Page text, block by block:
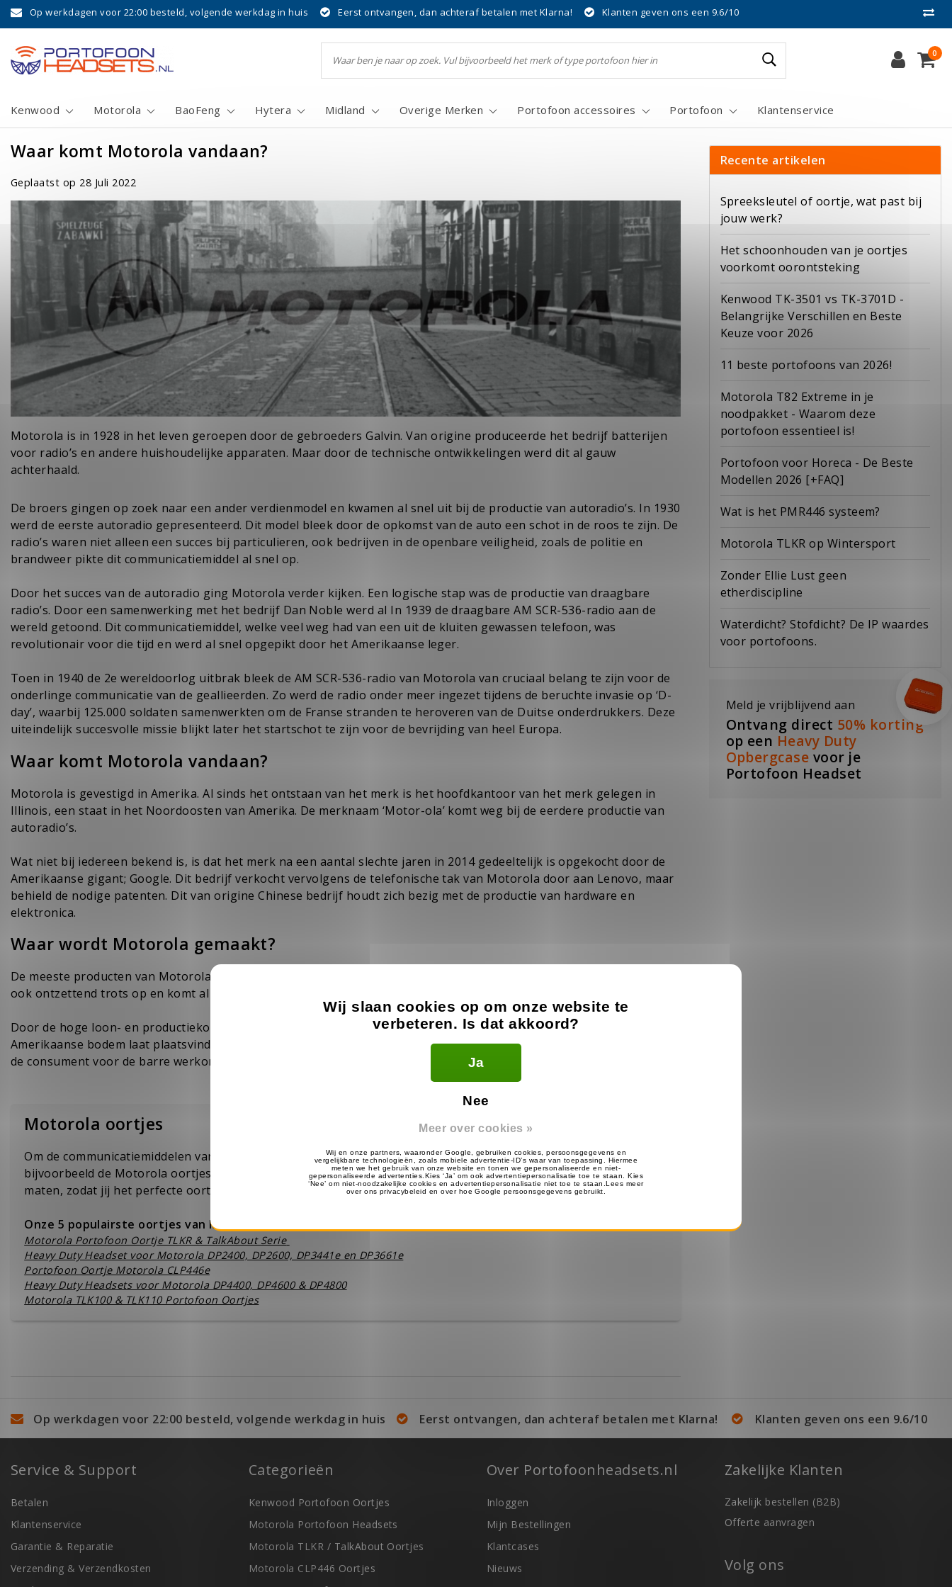
Op werkdagen voor 22:00 besteld, volgende werkdag in huis Eerst ontvangen, dan achteraf betalen met Klarna! Klanten geven ons een 9.6/10
0
Kenwood Motorola BaoFeng Hytera Midland Overige Merken Portofoon accessoires Portofoon Klantenservice
Waar komt Motorola vandaan?
Geplaatst op 28 Juli 2022
Motorola is in 1928 in het leven geroepen door de gebroeders Galvin. Van origine produceerde het bedrijf batterijen
voor radio’s en andere huishoudelijke apparaten. Maar door de technische ontwikkelingen werd dit al gauw
achterhaald.
De broers gingen op zoek naar een ander verdienmodel en kwamen al snel uit bij de productie van autoradio’s. In 1930
werd de eerste autoradio gepresenteerd. Dit model bleek door de opkomst van de auto een schot in de roos te zijn. De
radio’s waren niet alleen een succes bij particulieren, ook bedrijven in de openbare veiligheid, zoals de politie en
brandweer pikte dit communicatiemiddel al snel op.
Door het succes van de autoradio ging Motorola verder kijken. Een logische stap was de productie van draagbare
radio’s. Door een samenwerking met het bedrijf Dan Noble werd al In 1939 de draagbare AM SCR-536-radio aan de
wereld getoond. Dit communicatiemiddel, welke veel weg had van een uit de kluiten gewassen telefoon, was
revolutionair voor die tijd en werd al snel opgepikt door het Amerikaanse leger.
Toen in 1940 de 2e wereldoorlog uitbrak bleek de AM SCR-536-radio van Motorola van cruciaal belang te zijn voor de
onderlinge communicatie van de geallieerden. Zo werd de radio onder meer ingezet tijdens de beruchte invasie op ‘D-
day’, waarbij 125.000 soldaten samenwerkten om de Franse stranden te heroveren van de Duitse onderdrukkers. Deze
uiteindelijk succesvolle missie blijkt later het startschot te zijn voor de bevrijding van heel Europa.
Waar komt Motorola vandaan?
Motorola is gevestigd in Amerika. Al sinds het ontstaan van het merk is het hoofdkantoor van het merk gelegen in
Illinois, een staat in het Noordoosten van Amerika. De merknaam ‘Motor-ola’ komt weg bij de eerdere productie van
autoradio’s.
Wat niet bij iedereen bekend is, is dat het merk na een aantal slechte jaren in 2014 gedeeltelijk is opgekocht door de
Amerikaanse gigant; Google. Dit bedrijf verkocht vervolgens de telefonische tak van Motorola door aan Lenovo, maar
behield de nodige patenten. Dit van origine Chinese bedrijf houdt zich bezig met de productie van hardware en
elektronica.
Waar wordt Motorola gemaakt?
De meeste producten van Motorola, waaronder de smartphones, worden gemaakt in Amerika. Hier is het merk dan
ook ontzettend trots op en komt al snel met de slagzin ‘
Door de hoge loon- en productiekosten is er geen enkele andere smartphone producent die zijn productie op
Amerikaanse bodem laat plaatsvinden. Hiermee is het merk uniek en speelt slim in op de aanhoudende kritiek vanuit
de consument voor de barre werkomstandigheden in goedkope productielanden, zoals China.
Motorola oortjes
Om de communicatiemiddelen van Motorola optimaal te laten werken, zijn goede accessoires nodig. Neem
bijvoorbeeld de Motorola oortjes van Portofoonheadsets.nl. Deze oortjes komen in verschillende soorten en
maten, zodat jij het perfecte oortje kan vinden voor de juiste situatie.
Onze 5 populairste oortjes van Motorola zijn;
Motorola Portofoon Oortje TLKR & TalkAbout Serie
Heavy Duty Headset voor Motorola DP2400, DP2600, DP3441e en DP3661e
Portofoon Oortje Motorola CLP446e
Heavy Duty Headsets voor Motorola DP4400, DP4600 & DP4800
Motorola TLK100 & TLK110 Portofoon Oortjes
Recente artikelen
Spreeksleutel of oortje, wat past bij
jouw werk?
Het schoonhouden van je oortjes
voorkomt oorontsteking
Kenwood TK-3501 vs TK-3701D -
Belangrijke Verschillen en Beste
Keuze voor 2026
11 beste portofoons van 2026!
Motorola T82 Extreme in je
noodpakket - Waarom deze
portofoon essentieel is!
Portofoon voor Horeca - De Beste
Modellen 2026 [+FAQ]
Wat is het PMR446 systeem?
Motorola TLKR op Wintersport
Zonder Ellie Lust geen
etherdiscipline
Waterdicht? Stofdicht? De IP waardes
voor portofoons.
Meld je vrijblijvend aan
Ontvang direct 50% korting
op een Heavy Duty
Opbergcase voor je
Portofoon Headset
Op werkdagen voor 22:00 besteld, volgende werkdag in huis Eerst ontvangen, dan achteraf betalen met Klarna! Klanten geven ons een 9.6/10
Service & Support
Betalen
Klantenservice
Garantie & Reparatie
Verzending & Verzendkosten
Categorieën
Kenwood Portofoon Oortjes
Motorola Portofoon Headsets
Motorola TLKR / TalkAbout Oortjes
Motorola CLP446 Oortjes
Over Portofoonheadsets.nl
Inloggen
Mijn Bestellingen
Klantcases
Nieuws
Zakelijke Klanten
Zakelijk bestellen (B2B)
Offerte aanvragen
Volg ons
Wij slaan cookies op om onze website te
verbeteren. Is dat akkoord?
Ja
Nee
Meer over cookies »